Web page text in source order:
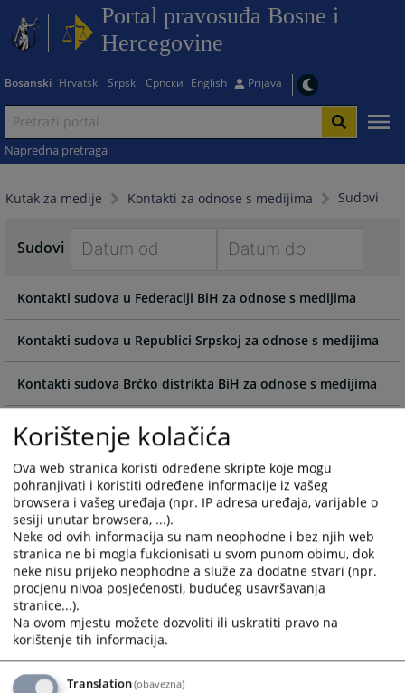
Portal pravosuđa Bosne i
Hercegovine
Bosanski Hrvatski Srpski Српски English Prijava
Napredna pretraga
Kutak za medije Kontakti za odnose s medijima Sudovi
Sudovi
forward
to
interact
with
the
select
date.
Press
the
question
mark
key
to
get
the
keyboard
shortcuts
forward
to
interact
with
the
select
date.
Press
question
mark
key
to
get
keyboard
Kontakti sudova u Federaciji BiH za odnose s medijima
Kontakti sudova u Republici Srpskoj za odnose s medijima
Kontakti sudova Brčko distrikta BiH za odnose s medijima
Korištenje kolačića
Ova web stranica koristi određene skripte koje mogu
pohranjivati i koristiti određene informacije iz vašeg
browsera i vašeg uređaja (npr. IP adresa uređaja, varijable o
sesiji unutar browsera, ...).
Neke od ovih informacija su nam neophodne i bez njih web
stranica ne bi mogla fukcionisati u svom punom obimu, dok
neke nisu prijeko neophodne a služe za dodatne stvari (npr.
procjenu nivoa posjećenosti, budućeg usavršavanja
stranice...).
Na ovom mjestu možete dozvoliti ili uskratiti pravo na
korištenje tih informacija.
Translation(obavezna)